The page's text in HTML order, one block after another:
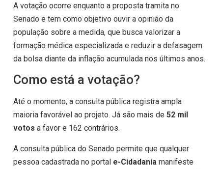
A votação ocorre enquanto a proposta tramita no
Senado e tem como objetivo ouvir a opinião da
população sobre a medida, que busca valorizar a
formação médica especializada e reduzir a defasagem
da bolsa diante da inflação acumulada nos últimos anos.
Como está a votação?
Até o momento, a consulta pública registra ampla
maioria favorável ao projeto. Já são mais de 52 mil
votos a favor e 162 contrários.
A consulta pública do Senado permite que qualquer
pessoa cadastrada no portal e-Cidadania manifeste